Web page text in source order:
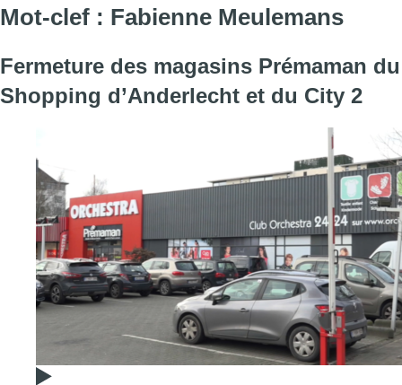
Mot-clef : Fabienne Meulemans
Fermeture des magasins Prémaman du
Shopping d’Anderlecht et du City 2